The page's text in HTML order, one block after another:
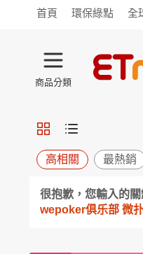
首頁 環保綠點 全
商品分類
旅遊
寵物
保健
用品 機能
窈
日用
紙品 清潔
口
鍋具
杯瓶 廚衛
休閒
高相關 最熱銷
很抱歉，您輸入的關
wepoker俱乐部 微